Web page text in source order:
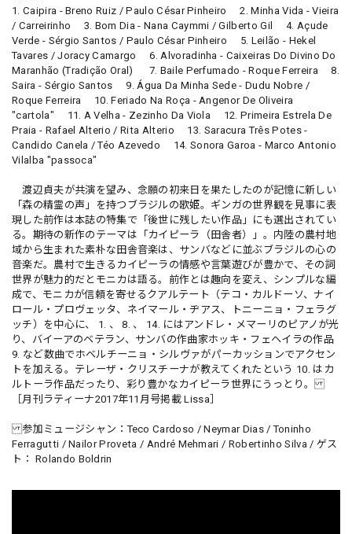
1. Caipira - Breno Ruiz / Paulo César Pinheiro 2. Minha Vida - Vieira
/ Carreirinho 3. Bom Dia - Nana Caymmi / Gilberto Gil 4. Açude
Verde - Sérgio Santos / Paulo César Pinheiro 5. Leilão - Hekel
Tavares / Joracy Camargo 6. Alvoradinha - Caixeiras Do Divino Do
Maranhão (Tradição Oral) 7. Baile Perfumado - Roque Ferreira 8.
Saira - Sérgio Santos 9. Água Da Minha Sede - Dudu Nobre /
Roque Ferreira 10. Feriado Na Roça - Angenor De Oliveira
"cartola" 11. A Velha - Zezinho Da Viola 12. Primeira Estrela De
Praia - Rafael Alterio / Rita Alterio 13. Saracura Três Potes -
Candido Canela / Téo Azevedo 14. Sonora Garoa - Marco Antonio
Vilalba "passoca"
渡辺貞夫が共演を望み、念願の初来日を果たしたのが記憶に新しい
「森の精霊の声」を持つブラジルの歌姫。ギンガの世界観を見事に表
現した前作は本誌の特集で「後世に残したい作品」にも選出されてい
る。期待の新作のテーマは「カイピーラ（田舎者）」。内陸の農村地
域から生まれた素朴な田舎音楽は、サンバなどに並ぶブラジルの心の
音楽だ。農村で生きるカイピーラの情感や言葉遊びが豊かで、その詞
世界が魅力的だとモニカは語る。前作とは趣向を変え、シンプルな編
成で、モニカが信頼を寄せるクアルテート（テコ・カルドーソ、ナイ
ロール・プロヴェッタ、ネイマール・ヂアス、トニーニョ・フェラグ
ッチ）を中心に、 1. 、 8. 、 14. にはアンドレ・メマーリのピアノが光
り、バイーアのベテラン、サンバの作曲家ホッキ・フェヘイラの作品
9. など数曲でホベルチーニョ・シルヴァがパーカッションでアクセン
トを加える。テレーザ・クリスチーナが教えてくれたという 10. はカ
ルトーラ作品だったり、彩り豊かなカイピーラ世界にうっとり。
［月刊ラティーナ2017年11月号掲載 Lissa］
参加ミュージシャン：Teco Cardoso / Neymar Dias / Toninho
Ferragutti / Nailor Proveta / André Mehmari / Robertinho Silva / ゲス
ト： Rolando Boldrin